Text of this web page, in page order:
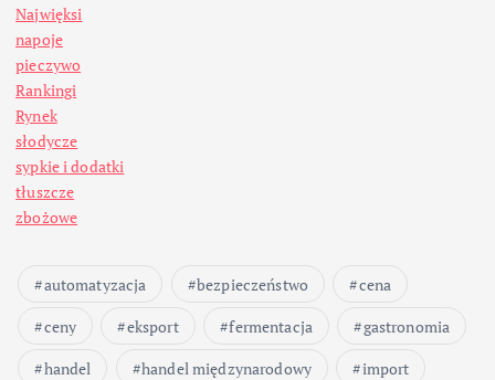
Najwięksi
napoje
pieczywo
Rankingi
Rynek
słodycze
sypkie i dodatki
tłuszcze
zbożowe
automatyzacja bezpieczeństwo
cena
ceny
eksport fermentacja
gastronomia
handel
handel międzynarodowy
import